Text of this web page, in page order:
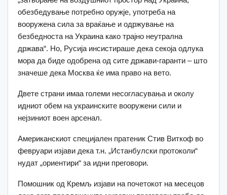
обезбедување потребно оружје, употреба на
вооружена сила за враќање и одржување на
безбедноста на Украина како трајно неутрална
држава“. Но, Русија инсистираше дека секоја одлука
мора да биде одобрена од сите држави-гаранти – што
значеше дека Москва ќе има право на вето.
Двете страни имаа големи несогласувања и околу
идниот обем на украинските вооружени сили и
нејзиниот воен арсенал.
Американскиот специјален пратеник Стив Виткоф во
февруари изјави дека т.н. „Истанбулски протоколи“
нудат „ориентири“ за идни преговори.
Помошник од Кремљ изјави на почетокот на месецов